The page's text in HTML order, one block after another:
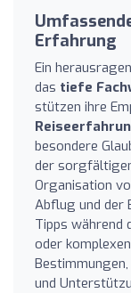
Erfahrung
Ein
das tiefe
stützen ihre
besondere
der
Organisation
Abflug und der
Tipps während
oder
und